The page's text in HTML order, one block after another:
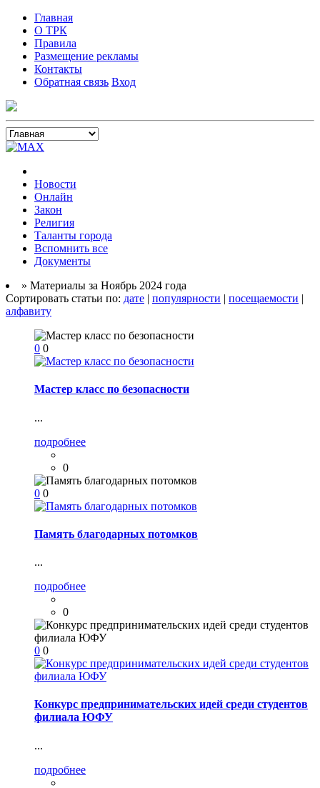
Главная
О ТРК
Правила
Размещение рекламы
Контакты
Обратная связь Вход
Новости
Онлайн
Закон
Религия
Таланты города
Вспомнить все
Документы
» Материалы за Ноябрь 2024 года
Сортировать статьи по: дате | популярности | посещаемости |
алфавиту
0 0
Мастер класс по безопасности
...
подробнее
0
0 0
Память благодарных потомков
...
подробнее
0
0 0
Конкурс предпринимательских идей среди студентов
филиала ЮФУ
...
подробнее